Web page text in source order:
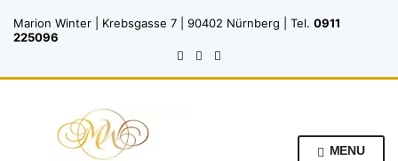
Marion Winter | Krebsgasse 7 | 90402 Nürnberg | Tel. 0911
225096
MENU